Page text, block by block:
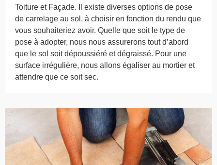
Toiture et Façade. Il existe diverses options de pose
de carrelage au sol, à choisir en fonction du rendu que
vous souhaiteriez avoir. Quelle que soit le type de
pose à adopter, nous nous assurerons tout d’abord
que le sol soit dépoussiéré et dégraissé. Pour une
surface irrégulière, nous allons égaliser au mortier et
attendre que ce soit sec.